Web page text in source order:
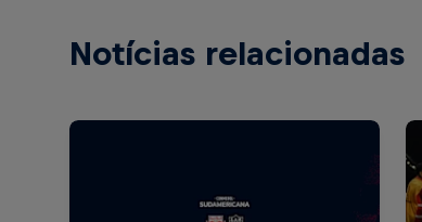
Notícias relacionadas